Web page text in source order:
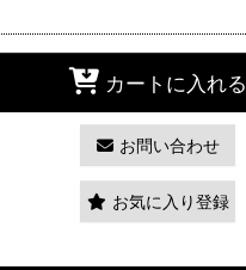
カートに入れる
お問い合わせ
お気に入り登録